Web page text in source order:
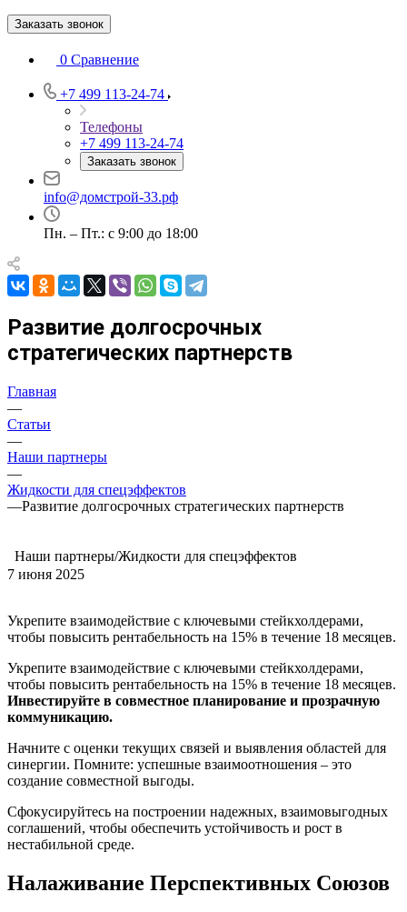
Заказать звонок
0 Сравнение
+7 499 113-24-74
Телефоны
+7 499 113-24-74
Заказать звонок
info@домстрой-33.рф
Пн. – Пт.: с 9:00 до 18:00
Развитие долгосрочных
стратегических партнерств
Главная
—
Статьи
—
Наши партнеры
—
Жидкости для спецэффектов
—Развитие долгосрочных стратегических партнерств
Наши партнеры/Жидкости для спецэффектов
7 июня 2025
Укрепите взаимодействие с ключевыми стейкхолдерами,
чтобы повысить рентабельность на 15% в течение 18 месяцев.
Укрепите взаимодействие с ключевыми стейкхолдерами,
чтобы повысить рентабельность на 15% в течение 18 месяцев.
Инвестируйте в совместное планирование и прозрачную
коммуникацию.
Начните с оценки текущих связей и выявления областей для
синергии. Помните: успешные взаимоотношения – это
создание совместной выгоды.
Сфокусируйтесь на построении надежных, взаимовыгодных
соглашений, чтобы обеспечить устойчивость и рост в
нестабильной среде.
Налаживание Перспективных Союзов